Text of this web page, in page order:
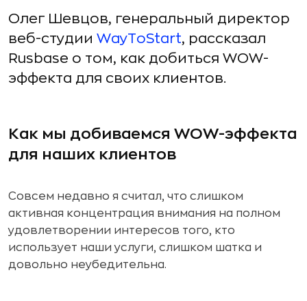
Олег Шевцов, генеральный директор
веб-студии WayToStart, рассказал
Rusbase о том, как добиться WOW-
эффекта для своих клиентов.
Как мы добиваемся WOW-эффекта
для наших клиентов
Совсем недавно я считал, что слишком
активная концентрация внимания на полном
удовлетворении интересов того, кто
использует наши услуги, слишком шатка и
довольно неубедительна.